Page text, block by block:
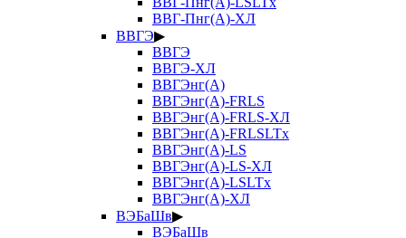
ВВГ-Пнг(А)-ХЛ
ВВГЭ▶
ВВГЭ
ВВГЭ-ХЛ
ВВГЭнг(А)
ВВГЭнг(А)-FRLS
ВВГЭнг(А)-FRLS-ХЛ
ВВГЭнг(А)-FRLSLTx
ВВГЭнг(А)-LS
ВВГЭнг(А)-LS-ХЛ
ВВГЭнг(А)-LSLTx
ВВГЭнг(А)-ХЛ
ВЭБаШв▶
ВЭБаШв